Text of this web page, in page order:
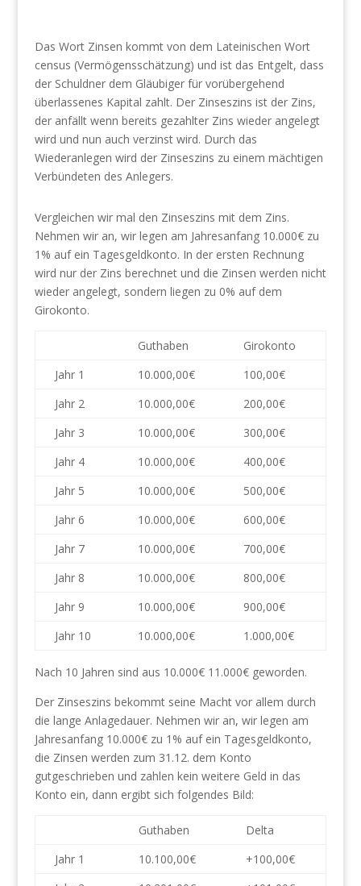
Das Wort Zinsen kommt von dem Lateinischen Wort
census (Vermögensschätzung) und ist das Entgelt, dass
der Schuldner dem Gläubiger für vorübergehend
überlassenes Kapital zahlt. Der Zinseszins ist der Zins,
der anfällt wenn bereits gezahlter Zins wieder angelegt
wird und nun auch verzinst wird. Durch das
Wiederanlegen wird der Zinseszins zu einem mächtigen
Verbündeten des Anlegers.
Vergleichen wir mal den Zinseszins mit dem Zins.
Nehmen wir an, wir legen am Jahresanfang 10.000€ zu
1% auf ein Tagesgeldkonto. In der ersten Rechnung
wird nur der Zins berechnet und die Zinsen werden nicht
wieder angelegt, sondern liegen zu 0% auf dem
Girokonto.
Guthaben
Girokonto
Jahr 1
10.000,00€
100,00€
Jahr 2
10.000,00€
200,00€
Jahr 3
10.000,00€
300,00€
Jahr 4
10.000,00€
400,00€
Jahr 5
10.000,00€
500,00€
Jahr 6
10.000,00€
600,00€
Jahr 7
10.000,00€
700,00€
Jahr 8
10.000,00€
800,00€
Jahr 9
10.000,00€
900,00€
Jahr 10
10.000,00€ 1.000,00€
Nach 10 Jahren sind aus 10.000€ 11.000€ geworden.
Der Zinseszins bekommt seine Macht vor allem durch
die lange Anlagedauer. Nehmen wir an, wir legen am
Jahresanfang 10.000€ zu 1% auf ein Tagesgeldkonto,
die Zinsen werden zum 31.12. dem Konto
gutgeschrieben und zahlen kein weitere Geld in das
Konto ein, dann ergibt sich folgendes Bild:
Guthaben
Delta
Jahr 1
10.100,00€
+100,00€